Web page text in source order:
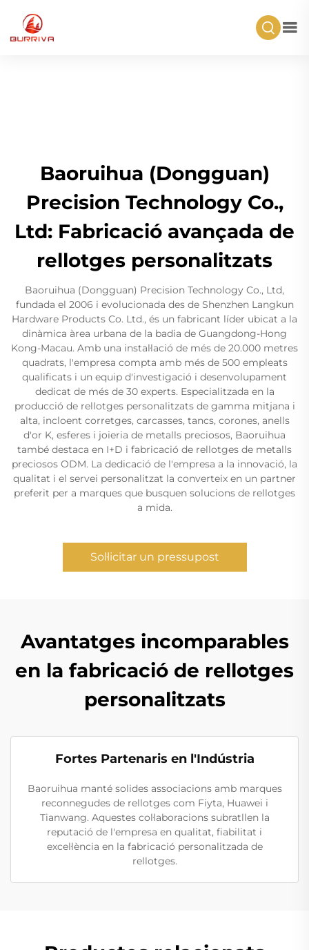
Baoruihua (Dongguan)
Precision Technology Co.,
Ltd: Fabricació avançada de
rellotges personalitzats
Baoruihua (Dongguan) Precision Technology Co., Ltd,
fundada el 2006 i evolucionada des de Shenzhen Langkun
Hardware Products Co. Ltd., és un fabricant líder ubicat a la
dinàmica àrea urbana de la badia de Guangdong-Hong
Kong-Macau. Amb una instal·lació de més de 20.000 metres
quadrats, l'empresa compta amb més de 500 empleats
qualificats i un equip d'investigació i desenvolupament
dedicat de més de 30 experts. Especialitzada en la
producció de rellotges personalitzats de gamma mitjana i
alta, incloent corretges, carcasses, tancs, corones, anells
d'or K, esferes i joieria de metalls preciosos, Baoruihua
també destaca en I+D i fabricació de rellotges de metalls
preciosos ODM. La dedicació de l'empresa a la innovació, la
qualitat i el servei personalitzat la converteix en un partner
preferit per a marques que busquen solucions de rellotges
a mida.
Sol·licitar un pressupost
Avantatges incomparables
en la fabricació de rellotges
personalitzats
Fortes Partenaris en l'Indústria
Baoruihua manté solides associacions amb marques
reconnegudes de rellotges com Fiyta, Huawei i
Tianwang. Aquestes col·laboracions subratllen la
reputació de l'empresa en qualitat, fiabilitat i
excel·lència en la fabricació personalitzada de
rellotges.